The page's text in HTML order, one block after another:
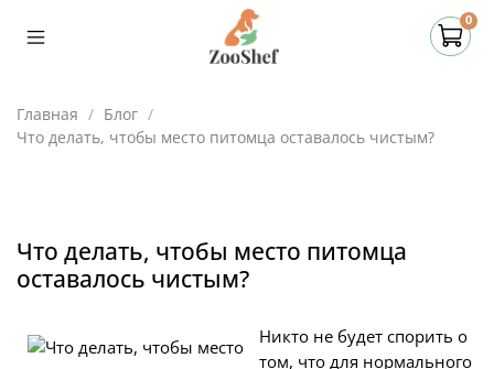
0
Главная
Блог
Что делать, чтобы место питомца оставалось чистым?
Что делать, чтобы место питомца
оставалось чистым?
Никто не будет спорить о
том, что для нормального